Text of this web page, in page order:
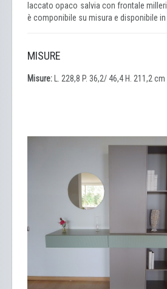
laccato opaco salvia con frontale
è componibile su misura e disponibile in
MISURE
Misure: L. 228,8 P. 36,2/ 46,4 H. 211,2 cm